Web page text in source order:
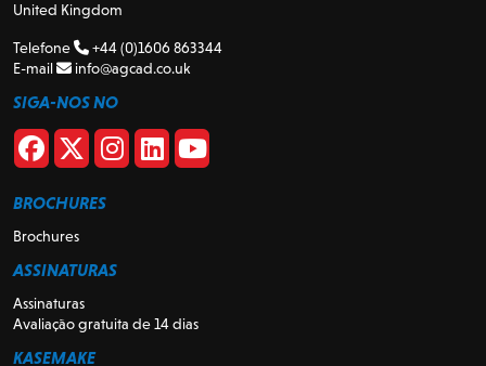
United Kingdom
Telefone
+44 (0)1606 863344
E-mail
info@agcad.co.uk
SIGA-NOS NO
BROCHURES
Brochures
ASSINATURAS
Assinaturas
Avaliação gratuita de 14 dias
KASEMAKE